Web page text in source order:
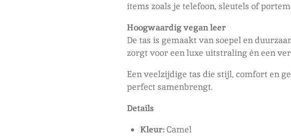
items zoals je telefoon, sleutels of
Hoogwaardig vegan leer
De tas is gemaakt van soepel en
zorgt voor een luxe uitstraling én een
Een veelzijdige tas die stijl, comfort en
perfect samenbrengt.
Details
Kleur:Camel